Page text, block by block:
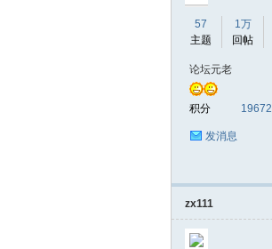
57
主题
1万
回帖
论坛元老
积分 19672
发消息
zx111